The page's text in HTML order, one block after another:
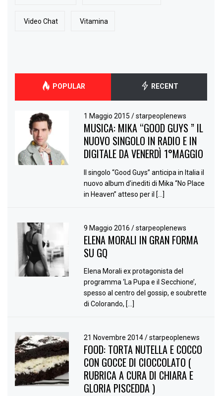
Video Chat Vitamina
POPULAR RECENT
1 Maggio 2015/ starpeoplenews
MUSICA: MIKA “GOOD GUYS ” IL
NUOVO SINGOLO IN RADIO E IN
DIGITALE DA VENERDÌ 1°MAGGIO
Il singolo “Good Guys” anticipa in Italia il
nuovo album d’inediti di Mika “No Place
in Heaven” atteso per il […]
9 Maggio 2016/ starpeoplenews
ELENA MORALI IN GRAN FORMA
SU GQ
Elena Morali ex protagonista del
programma ‘La Pupa e il Secchione’,
spesso al centro del gossip, e soubrette
di Colorando, […]
21 Novembre 2014/ starpeoplenews
FOOD: TORTA NUTELLA E COCCO
CON GOCCE DI CIOCCOLATO (
RUBRICA A CURA DI CHIARA E
GLORIA PISCEDDA )